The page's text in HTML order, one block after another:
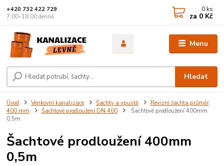
Menu
Hledat
+420 732 422 729
7:00–18:00 denně
0 ks
za 0 Kč
Úvod Venkovní kanalizace Šachty a vpustě
Revizní šachta průměr
400 mm
Šachtové prodloužení DN 400
Šachtové prodloužení 400mm
0,5m
Šachtové prodloužení 400mm
0,5m